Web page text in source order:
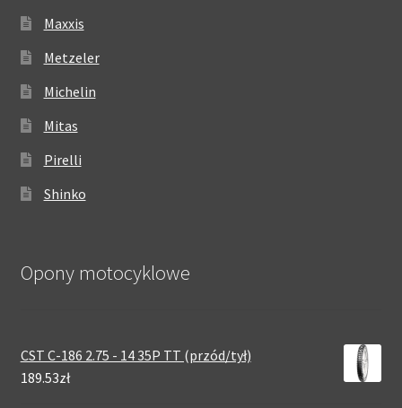
Maxxis
Metzeler
Michelin
Mitas
Pirelli
Shinko
Opony motocyklowe
CST C-186 2.75 - 14 35P TT (przód/tył)
189.53zł